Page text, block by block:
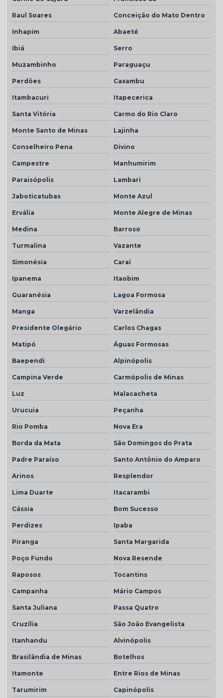
Raul Soares Conceição do Mato Dentro
Inhapim Abaeté
Ibiá Serro
Muzambinho Paraguaçu
Perdões Caxambu
Itambacuri Itapecerica
Santa Vitória Carmo do Rio Claro
Monte Santo de Minas Lajinha
Conselheiro Pena Divino
Campestre Manhumirim
Paraisópolis Lambari
Jaboticatubas Monte Azul
Ervália Monte Alegre de Minas
Medina Barroso
Turmalina Vazante
Simonésia Caraí
Ipanema Itaobim
Guaranésia Lagoa Formosa
Manga Varzelândia
Presidente Olegário Carlos Chagas
Matipó Águas Formosas
Baependi Alpinópolis
Campina Verde Carmópolis de Minas
Luz Malacacheta
Urucuia Peçanha
Rio Pomba Nova Era
Borda da Mata São Domingos do Prata
Padre Paraíso Santo Antônio do Amparo
Arinos Resplendor
Lima Duarte Itacarambi
Cássia Bom Sucesso
Perdizes Ipaba
Piranga Santa Margarida
Poço Fundo Nova Resende
Raposos Tocantins
Campanha Mário Campos
Santa Juliana Passa Quatro
Cruzília São João Evangelista
Itanhandu Alvinópolis
Brasilândia de Minas Botelhos
Itamonte Entre Rios de Minas
Tarumirim Capinópolis